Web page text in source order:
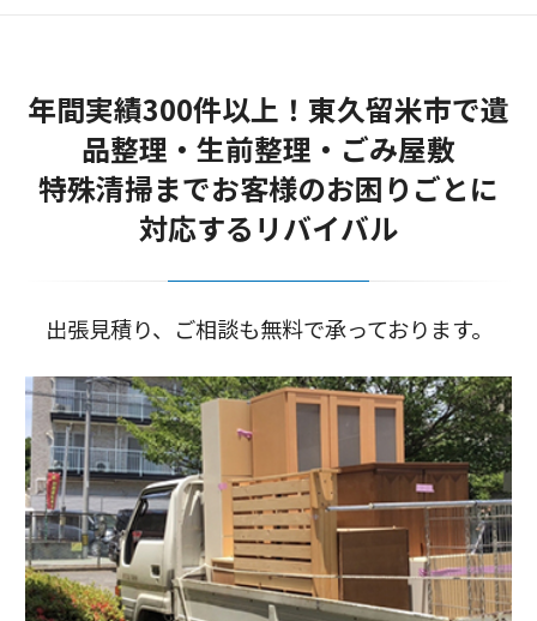
2022/10/14
悪質な電話営業にお気を付けください。
2022/01/23
空き家のお片付けはお任せ下さい
2024/12/22
年間実績300件以上！東久留米市で遺
品整理・生前整理・ごみ屋敷
特殊清掃までお客様のお困りごとに
対応するリバイバル
出張見積り、ご相談も無料で承っております。